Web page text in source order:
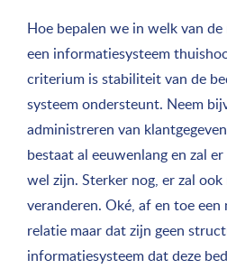
Hoe bepalen we in welk van
een informatiesysteem
criterium is stabiliteit van de
systeem ondersteunt. Neem
administreren van
bestaat al eeuwenlang en zal
wel zijn. Sterker nog, er zal ook
veranderen. Oké, af en toe
relatie maar dat zijn geen
informatiesysteem dat deze